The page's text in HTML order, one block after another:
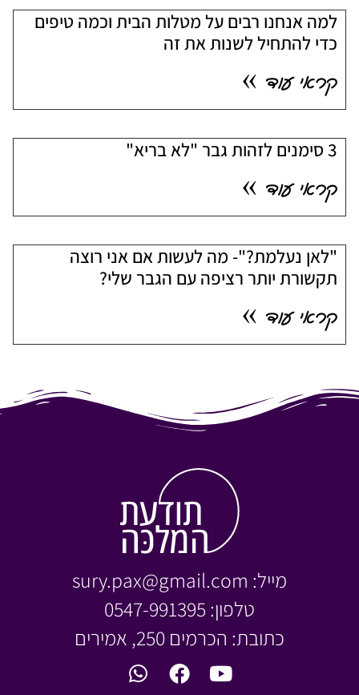
למה אנחנו רבים על מטלות הבית וכמה טיפים
כדי להתחיל לשנות את זה
קראי עוד »
3 סימנים לזהות גבר "לא בריא"
קראי עוד »
"לאן נעלמת?"- מה לעשות אם אני רוצה
תקשורת יותר רציפה עם הגבר שלי?
קראי עוד »
מייל: sury.pax@gmail.com
טלפון: 0547-991395
כתובת: הכרמים 250, אמירים